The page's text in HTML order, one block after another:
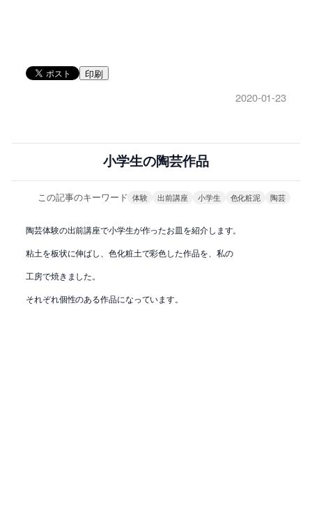
印刷
2020-01-23
小学生の陶芸作品
この記事のキーワード 体験 出前講座 小学生 色化粧泥 陶芸
陶芸体験の出前講座で小学生が作ったお皿を紹介します。
粘土を板状に伸ばし、色化粧土で彩色した作品を、私の
工房で焼きました。
それぞれ個性のある作品になっています。